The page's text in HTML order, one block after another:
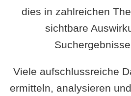
dies in zahlreichen
sichtbare
Viele aufschlussreiche
ermitteln, analysieren